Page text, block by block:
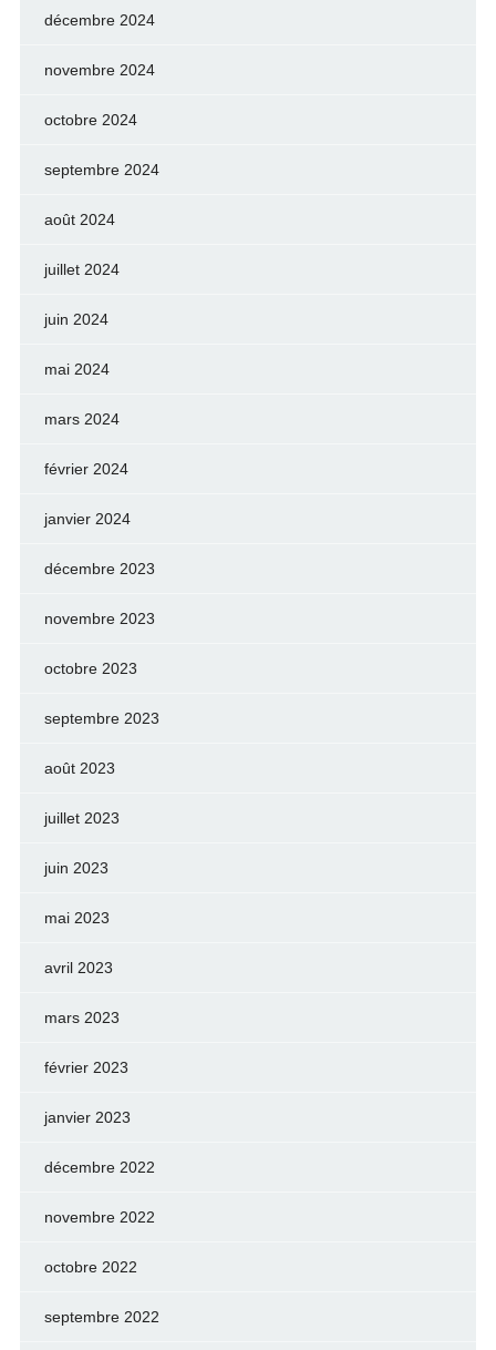
décembre 2024
novembre 2024
octobre 2024
septembre 2024
août 2024
juillet 2024
juin 2024
mai 2024
mars 2024
février 2024
janvier 2024
décembre 2023
novembre 2023
octobre 2023
septembre 2023
août 2023
juillet 2023
juin 2023
mai 2023
avril 2023
mars 2023
février 2023
janvier 2023
décembre 2022
novembre 2022
octobre 2022
septembre 2022